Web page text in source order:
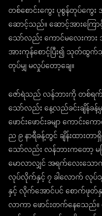
တစ်စောင်းကွေး ပုစွန်တုပ်ကွေး
ဆောင့်သည်။ ဆောင့်အားကြေ
သော်လည်း ကောင်မလေးကာ
အားကုန်စောင့်ပြီး၍ သုတ်ထွ
တုပ်မျှ မလှုပ်တော့ချေ။
ဇော်ရဲသည် လန်ဘားကို တစ်ရ
သော်လည်း နေ့လည်ခင်းချိန်
ဖောင်းဖောင်းခမျာ ကောင်းက
ည ၉ နာရီခန့်တွင် ချိန်းထား
သော်လည်း လန်ဘားကတော့ မပ
မောလာလျှင် အရက်လေးသောက်
လုပ်လိုက်နှင့် ၇ ခါလောက် လုပ်သွ
နှင့် လိုက်အောင်ပင် စောက်ဖုတ်နှု
လာကာ ဖောင်းတက်နေသေ